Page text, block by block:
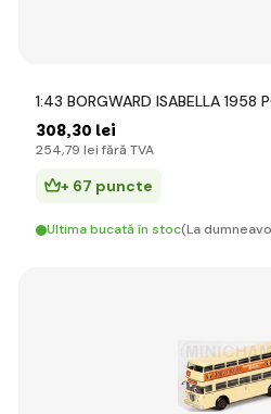
1:43 BORGWARD ISABELLA 1958
308,30 lei
254,79 lei fără TVA
+ 67 puncte
Ultima bucată în stoc(La